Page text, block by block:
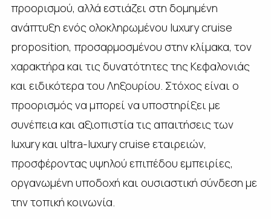
προορισμού, αλλά εστιάζει στη δομημένη
ανάπτυξη ενός ολοκληρωμένου luxury cruise
proposition, προσαρμοσμένου στην κλίμακα, τον
χαρακτήρα και τις δυνατότητες της Κεφαλονιάς
και ειδικότερα του Ληξουρίου. Στόχος είναι ο
προορισμός να μπορεί να υποστηρίξει με
συνέπεια και αξιοπιστία τις απαιτήσεις των
luxury και ultra-luxury cruise εταιρειών,
προσφέροντας υψηλού επιπέδου εμπειρίες,
οργανωμένη υποδοχή και ουσιαστική σύνδεση με
την τοπική κοινωνία.